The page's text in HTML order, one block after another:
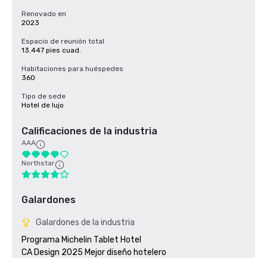
Renovado en
2023
Espacio de reunión total
13.447 pies cuad.
Habitaciones para huéspedes
360
Tipo de sede
Hotel de lujo
Calificaciones de la industria
AAA
Northstar
Galardones
Galardones de la industria
Programa Michelin Tablet Hotel
CA Design 2025 Mejor diseño hotelero